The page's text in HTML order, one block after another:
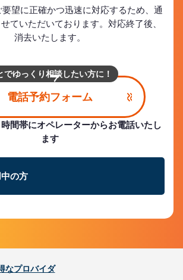
望に正確かつ迅速に対応するため、通
ていただいております。対応終了後、
消去いたします。
でゆっくり相談したい方に！
電話予約フォーム
間帯にオペレーターからお電話いたし
ます
の方
なプロバイダ